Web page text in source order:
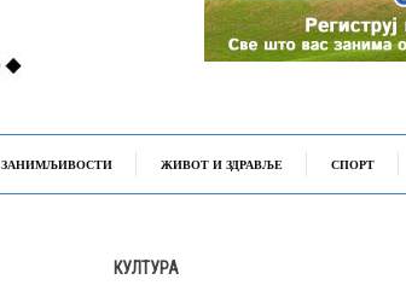
ЗАНИМЉИВОСТИ ЖИВОТ И ЗДРАВЉЕ СПОРТ
КУЛТУРА